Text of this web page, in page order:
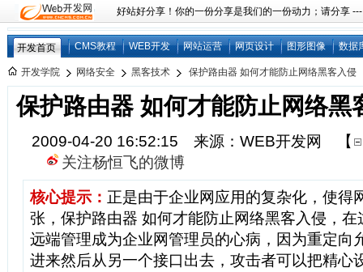
好站好分享！你的一份分享是我们的一份动力；请分享
开发首页 CMS教程 WEB开发 网站运营 网页设计 图形图像 数据
开发学院 网络安全 黑客技术 保护路由器 如何才能防止网络黑客入侵
保护路由器 如何才能防止网络黑
2009-04-20 16:52:15 来源：WEB开发网
【
关注杨恒飞的微博
核心提示： 正是由于企业网应用的复杂化，使得
张，保护路由器 如何才能防止网络黑客入侵，
远端管理成为企业网管理员的心病，因为重定向
进来然后从另一个接口出去，攻击者可以把精心